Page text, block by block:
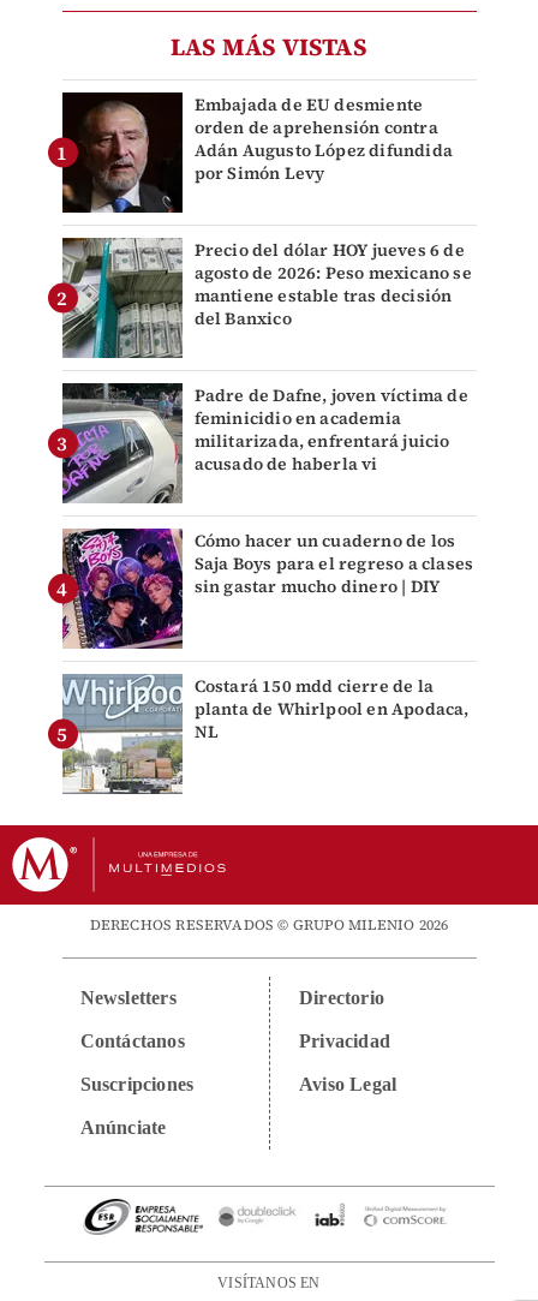
LAS MÁS VISTAS
Embajada de EU desmiente
orden de aprehensión contra
Adán Augusto López difundida
por Simón Levy
Precio del dólar HOY jueves 6 de
agosto de 2026: Peso mexicano se
mantiene estable tras decisión
del Banxico
Padre de Dafne, joven víctima de
feminicidio en academia
militarizada, enfrentará juicio
acusado de haberla vi
Cómo hacer un cuaderno de los
Saja Boys para el regreso a clases
sin gastar mucho dinero | DIY
Costará 150 mdd cierre de la
planta de Whirlpool en Apodaca,
NL
DERECHOS RESERVADOS © GRUPO MILENIO 2026
Newsletters
Contáctanos
Suscripciones
Anúnciate
Directorio
Privacidad
Aviso Legal
VISÍTANOS EN